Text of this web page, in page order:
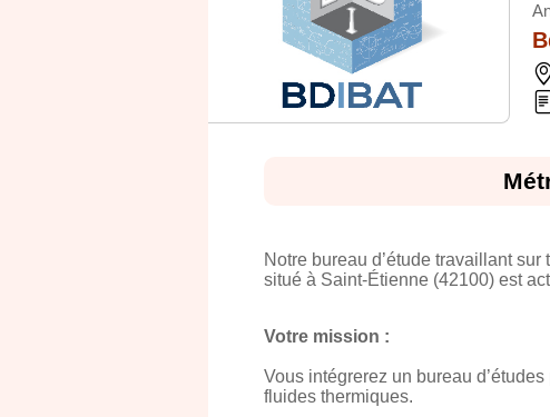
Notre bureau d’étude travaillant
situé à Saint-Étienne (42100) est
Votre mission :
Vous intégrerez un bureau
fluides thermiques.